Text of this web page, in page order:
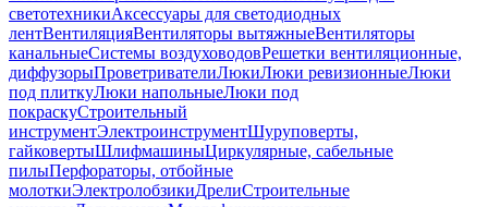
светотехникиАксессуары для светодиодных
лентВентиляцияВентиляторы вытяжныеВентиляторы
канальныеСистемы воздуховодовРешетки вентиляционные,
диффузорыПроветривателиЛюкиЛюки ревизионныеЛюки
под плиткуЛюки напольныеЛюки под
покраскуСтроительный
инструментЭлектроинструментШуруповерты,
гайковертыШлифмашиныЦиркулярные, сабельные
пилыПерфораторы, отбойные
молоткиЭлектролобзикиДрелиСтроительные